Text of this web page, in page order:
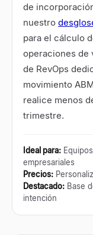
de
nuestro
para el cálculo
operaciones de
de RevOps
movimiento
realice menos
trimestre.
Ideal para:
empresariales
Precios:
Destacado: Base
intención